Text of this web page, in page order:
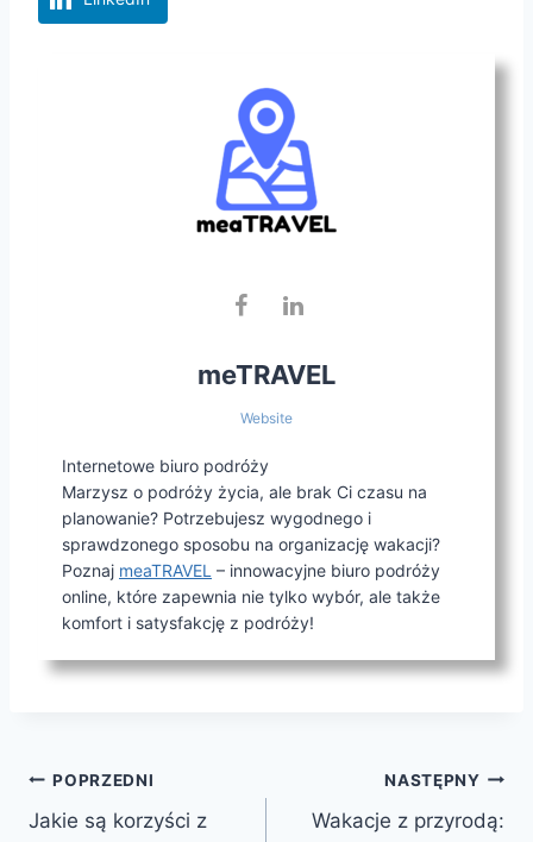
meTRAVEL
Website
Internetowe biuro podróży
Marzysz o podróży życia, ale brak Ci czasu na
planowanie? Potrzebujesz wygodnego i
sprawdzonego sposobu na organizację wakacji?
Poznaj meaTRAVEL – innowacyjne biuro podróży
online, które zapewnia nie tylko wybór, ale także
komfort i satysfakcję z podróży!
Nawigacja
POPRZEDNI
Jakie są korzyści z
NASTĘPNY
Wakacje z przyrodą: